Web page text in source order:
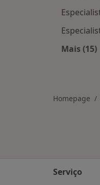
Mais (15)
Homepage
Serviço